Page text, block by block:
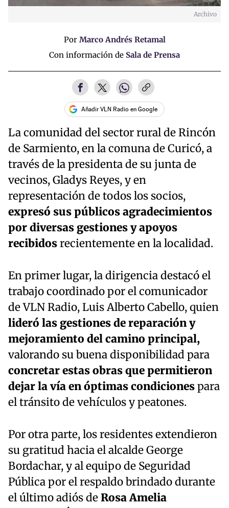
Archivo
Por Marco Andrés Retamal
Con información de Sala de Prensa
Añadir VLN Radio en Google
La comunidad del sector rural de Rincón
de Sarmiento, en la comuna de Curicó, a
través de la presidenta de su junta de
vecinos, Gladys Reyes, y en
representación de todos los socios,
expresó sus públicos agradecimientos
por diversas gestiones y apoyos
recibidosrecientemente en la localidad.
En primer lugar, la dirigencia destacó el
trabajo coordinado por el comunicador
de VLN Radio, Luis Alberto Cabello, quien
lideró las gestiones de reparación y
mejoramiento del camino principal,
valorando su buena disponibilidad para
concretar estas obras que permitieron
dejar la vía en óptimas condicionespara
el tránsito de vehículos y peatones.
Por otra parte, los residentes extendieron
su gratitud hacia el alcalde George
Bordachar, y al equipo de Seguridad
Pública por el respaldo brindado durante
el último adiós deRosa Amelia